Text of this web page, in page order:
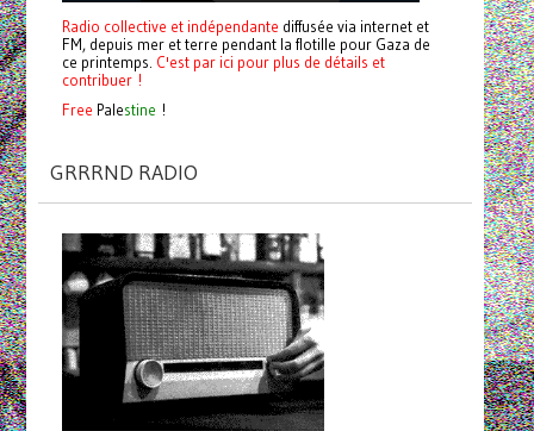
Radio collective et indépendante diffusée via internet et
FM, depuis mer et terre pendant la flotille pour Gaza de
ce printemps. C'est par ici pour plus de détails et
contribuer !
Free Palestine !
GRRRND RADIO